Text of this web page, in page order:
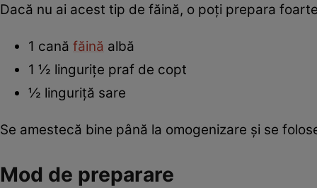
Dacă nu ai acest tip de făină, o poți prepara
1 cană făină albă
1 ½ lingurițe praf de copt
½ linguriță sare
Se amestecă bine până la omogenizare și se
Mod de preparare